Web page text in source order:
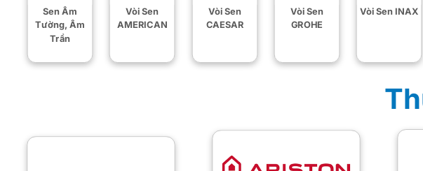
Sen Âm
Tường, Âm
Trần
Vòi Sen
AMERICAN
Vòi Sen
CAESAR
Vòi Sen
GROHE
Vòi Sen INAX